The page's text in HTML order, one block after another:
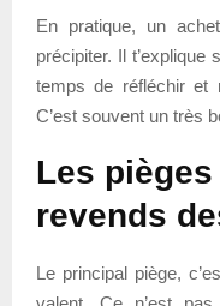
En pratique, un
précipiter. Il t’explique
temps de réfléchir et
C’est souvent un très
Les
revends
Le principal piège,